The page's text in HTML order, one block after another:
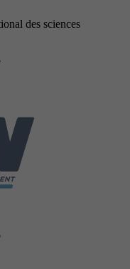
des sciences